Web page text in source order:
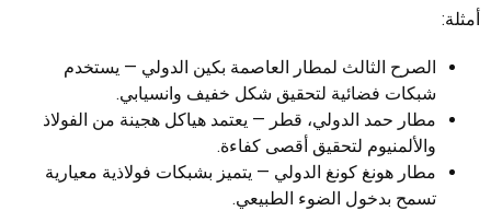
أمثلة:
الصرح الثالث لمطار العاصمة بكين الدولي — يستخدم
شبكات فضائية لتحقيق شكل خفيف وانسيابي.
مطار حمد الدولي، قطر — يعتمد هياكل هجينة من الفولاذ
والألمنيوم لتحقيق أقصى كفاءة.
مطار هونغ كونغ الدولي — يتميز بشبكات فولاذية معيارية
تسمح بدخول الضوء الطبيعي.